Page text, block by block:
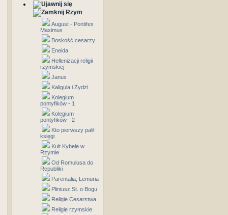
Rzym
August - Pontifex
Maximus
Boskość cesarzy
Eneida
Hellenizacji religii
rzymskiej
Janus
Kaligula i Żydzi
Kolegium
pontyfików - 1
Kolegium
pontyfików - 2
Kto pierwszy palił
księgi
Kult Kybele w
Rzymie
Od Romulusa do
Republiki
Parentalia, Lemuria
Pliniusz St. o Bogu
Religie Cesarstwa
Religie rzymskie